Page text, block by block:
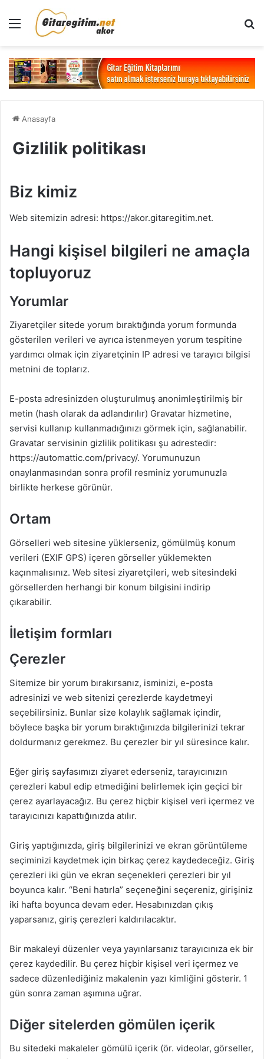
Menü
Anasayfa
Gizlilik politikası
Biz kimiz
Web sitemizin adresi: https://akor.gitaregitim.net.
Hangi kişisel bilgileri ne amaçla
topluyoruz
Yorumlar
Ziyaretçiler sitede yorum bıraktığında yorum formunda
gösterilen verileri ve ayrıca istenmeyen yorum tespitine
yardımcı olmak için ziyaretçinin IP adresi ve tarayıcı bilgisi
metnini de toplarız.
E-posta adresinizden oluşturulmuş anonimleştirilmiş bir
metin (hash olarak da adlandırılır) Gravatar hizmetine,
servisi kullanıp kullanmadığınızı görmek için, sağlanabilir.
Gravatar servisinin gizlilik politikası şu adrestedir:
https://automattic.com/privacy/. Yorumunuzun
onaylanmasından sonra profil resminiz yorumunuzla
birlikte herkese görünür.
Ortam
Görselleri web sitesine yüklerseniz, gömülmüş konum
verileri (EXIF GPS) içeren görseller yüklemekten
kaçınmalısınız. Web sitesi ziyaretçileri, web sitesindeki
görsellerden herhangi bir konum bilgisini indirip
çıkarabilir.
İletişim formları
Çerezler
Sitemize bir yorum bırakırsanız, isminizi, e-posta
adresinizi ve web sitenizi çerezlerde kaydetmeyi
seçebilirsiniz. Bunlar size kolaylık sağlamak içindir,
böylece başka bir yorum bıraktığınızda bilgilerinizi tekrar
doldurmanız gerekmez. Bu çerezler bir yıl süresince kalır.
Eğer giriş sayfasımızı ziyaret ederseniz, tarayıcınızın
çerezleri kabul edip etmediğini belirlemek için geçici bir
çerez ayarlayacağız. Bu çerez hiçbir kişisel veri içermez ve
tarayıcınızı kapattığınızda atılır.
Giriş yaptığınızda, giriş bilgilerinizi ve ekran görüntüleme
seçiminizi kaydetmek için birkaç çerez kaydedeceğiz. Giriş
çerezleri iki gün ve ekran seçenekleri çerezleri bir yıl
boyunca kalır. “Beni hatırla” seçeneğini seçereniz, girişiniz
iki hafta boyunca devam eder. Hesabınızdan çıkış
yaparsanız, giriş çerezleri kaldırılacaktır.
Bir makaleyi düzenler veya yayınlarsanız tarayıcınıza ek bir
çerez kaydedilir. Bu çerez hiçbir kişisel veri içermez ve
sadece düzenlediğiniz makalenin yazı kimliğini gösterir. 1
gün sonra zaman aşımına uğrar.
Diğer sitelerden gömülen içerik
Bu sitedeki makaleler gömülü içerik (ör. videolar, görseller,